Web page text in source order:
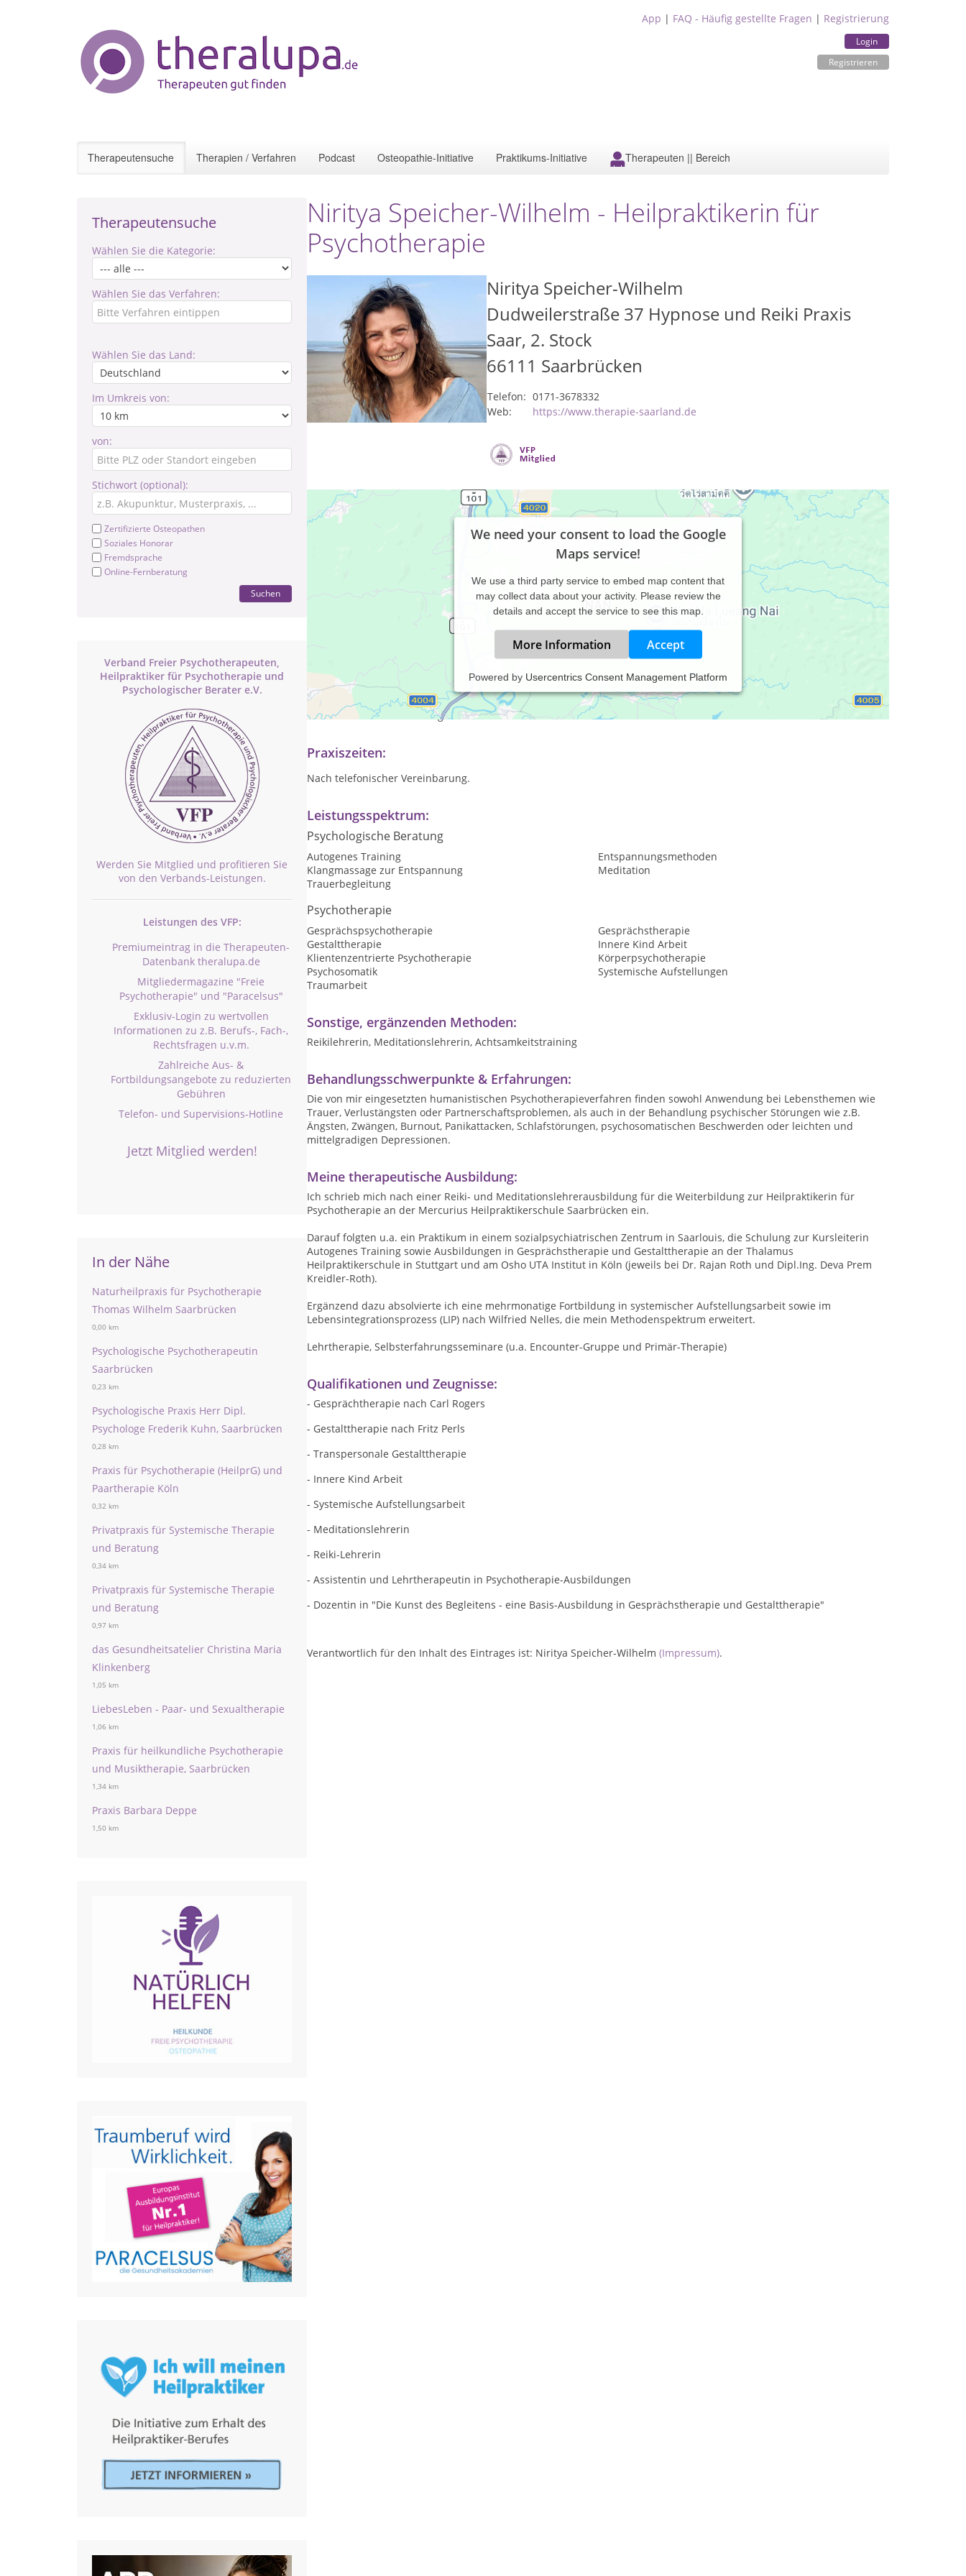
App | FAQ - Häufig gestellte Fragen | Registrierung
Login
Registrieren
Therapeutensuche Therapien / Verfahren Podcast Osteopathie-Initiative Praktikums-Initiative Therapeuten || Bereich
Therapeutensuche
Wählen Sie die Kategorie:
Wählen Sie das Verfahren:
Wählen Sie das Land:
Im Umkreis von:
von:
Stichwort (optional):
Zertifizierte Osteopathen
Soziales Honorar
Fremdsprache
Online-Fernberatung
Suchen
Verband Freier Psychotherapeuten,
Heilpraktiker für Psychotherapie und
Psychologischer Berater e.V.
Werden Sie Mitglied und profitieren Sie
von den Verbands-Leistungen.
Leistungen des VFP:
Premiumeintrag in die Therapeuten-
Datenbank theralupa.de
Mitgliedermagazine "Freie
Psychotherapie" und "Paracelsus"
Exklusiv-Login zu wertvollen
Informationen zu z.B. Berufs-, Fach-,
Rechtsfragen u.v.m.
Zahlreiche Aus- &
Fortbildungsangebote zu reduzierten
Gebühren
Telefon- und Supervisions-Hotline
Jetzt Mitglied werden!
In der Nähe
Naturheilpraxis für Psychotherapie
Thomas Wilhelm Saarbrücken
0,00 km
Psychologische Psychotherapeutin
Saarbrücken
0,23 km
Psychologische Praxis Herr Dipl.
Psychologe Frederik Kuhn, Saarbrücken
0,28 km
Praxis für Psychotherapie (HeilprG) und
Paartherapie Köln
0,32 km
Privatpraxis für Systemische Therapie
und Beratung
0,34 km
Privatpraxis für Systemische Therapie
und Beratung
0,97 km
das Gesundheitsatelier Christina Maria
Klinkenberg
1,05 km
LiebesLeben - Paar- und Sexualtherapie
1,06 km
Praxis für heilkundliche Psychotherapie
und Musiktherapie, Saarbrücken
1,34 km
Praxis Barbara Deppe
1,50 km
Niritya Speicher-Wilhelm - Heilpraktikerin für
Psychotherapie
Niritya Speicher-Wilhelm
Dudweilerstraße 37 Hypnose und Reiki Praxis
Saar, 2. Stock
66111 Saarbrücken
Telefon: 0171-3678332
Web:
https://www.therapie-saarland.de
We need your consent to load the Google
Maps service!
We use a third party service to embed map content that
may collect data about your activity. Please review the
details and accept the service to see this map.
More Information Accept
Powered by Usercentrics Consent Management Platform
Als Heilpraktikerin für Psychotherapie ist es mir wichtig, Sie genau so anzunehmen, wie Sie meine Praxisräume gerade
betreten, Ihnen ein offenes Ohr zu schenken und Sie mit Ihren individuellen Bedürfnissen kennenzulernen, egal
welches Thema Sie mitbringen.
Praxiszeiten:
Nach telefonischer Vereinbarung.
Leistungsspektrum:
Psychologische Beratung
Autogenes Training
Entspannungsmethoden
Klangmassage zur Entspannung
Meditation
Trauerbegleitung
Psychotherapie
Gesprächspsychotherapie
Gesprächstherapie
Gestalttherapie
Innere Kind Arbeit
Klientenzentrierte Psychotherapie
Körperpsychotherapie
Psychosomatik
Systemische Aufstellungen
Traumarbeit
Sonstige, ergänzenden Methoden:
Reikilehrerin, Meditationslehrerin, Achtsamkeitstraining
Behandlungsschwerpunkte & Erfahrungen:
Die von mir eingesetzten humanistischen Psychotherapieverfahren finden sowohl Anwendung bei Lebensthemen wie
Trauer, Verlustängsten oder Partnerschaftsproblemen, als auch in der Behandlung psychischer Störungen wie z.B.
Ängsten, Zwängen, Burnout, Panikattacken, Schlafstörungen, psychosomatischen Beschwerden oder leichten und
mittelgradigen Depressionen.
Meine therapeutische Ausbildung:
Ich schrieb mich nach einer Reiki- und Meditationslehrerausbildung für die Weiterbildung zur Heilpraktikerin für
Psychotherapie an der Mercurius Heilpraktikerschule Saarbrücken ein.
Darauf folgten u.a. ein Praktikum in einem sozialpsychiatrischen Zentrum in Saarlouis, die Schulung zur Kursleiterin
Autogenes Training sowie Ausbildungen in Gesprächstherapie und Gestalttherapie an der Thalamus
Heilpraktikerschule in Stuttgart und am Osho UTA Institut in Köln (jeweils bei Dr. Rajan Roth und Dipl.Ing. Deva Prem
Kreidler-Roth).
Ergänzend dazu absolvierte ich eine mehrmonatige Fortbildung in systemischer Aufstellungsarbeit sowie im
Lebensintegrationsprozess (LIP) nach Wilfried Nelles, die mein Methodenspektrum erweitert.
Lehrtherapie, Selbsterfahrungsseminare (u.a. Encounter-Gruppe und Primär-Therapie)
Qualifikationen und Zeugnisse:
- Gesprächtherapie nach Carl Rogers
- Gestalttherapie nach Fritz Perls
- Transpersonale Gestalttherapie
- Innere Kind Arbeit
- Systemische Aufstellungsarbeit
- Meditationslehrerin
- Reiki-Lehrerin
- Assistentin und Lehrtherapeutin in Psychotherapie-Ausbildungen
- Dozentin in "Die Kunst des Begleitens - eine Basis-Ausbildung in Gesprächstherapie und Gestalttherapie"
Verantwortlich für den Inhalt des Eintrages ist: Niritya Speicher-Wilhelm (Impressum).